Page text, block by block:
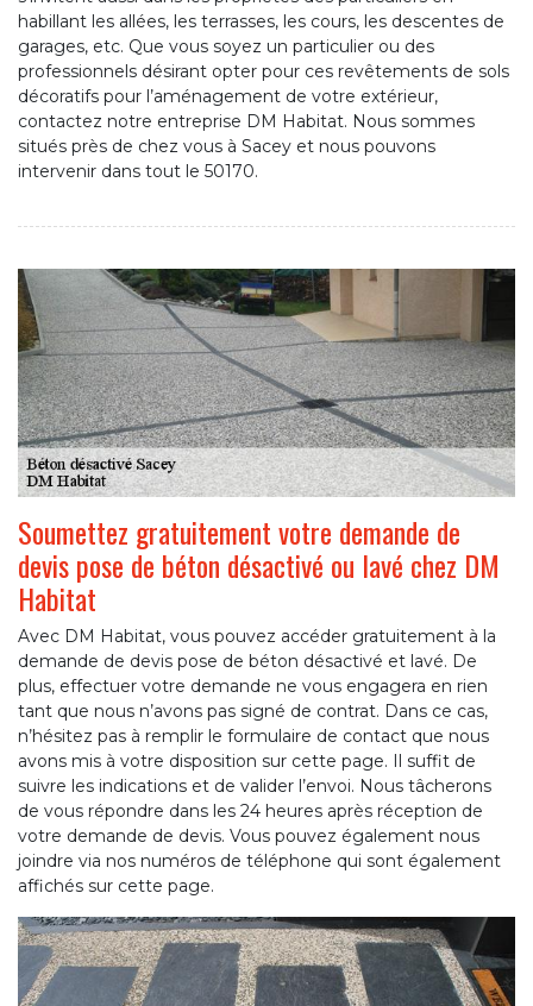
habillant les allées, les terrasses, les cours, les descentes de
garages, etc. Que vous soyez un particulier ou des
professionnels désirant opter pour ces revêtements de sols
décoratifs pour l’aménagement de votre extérieur,
contactez notre entreprise DM Habitat. Nous sommes
situés près de chez vous à Sacey et nous pouvons
intervenir dans tout le 50170.
Soumettez gratuitement votre demande de
devis pose de béton désactivé ou lavé chez DM
Habitat
Avec DM Habitat, vous pouvez accéder gratuitement à la
demande de devis pose de béton désactivé et lavé. De
plus, effectuer votre demande ne vous engagera en rien
tant que nous n’avons pas signé de contrat. Dans ce cas,
n’hésitez pas à remplir le formulaire de contact que nous
avons mis à votre disposition sur cette page. Il suffit de
suivre les indications et de valider l’envoi. Nous tâcherons
de vous répondre dans les 24 heures après réception de
votre demande de devis. Vous pouvez également nous
joindre via nos numéros de téléphone qui sont également
affichés sur cette page.